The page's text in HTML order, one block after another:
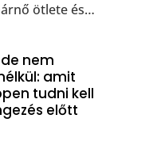
ötlete és…
nem
amit
tudni kell
előtt